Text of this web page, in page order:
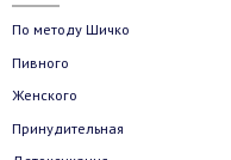
По методу Шичко
Пивного
Женского
Принудительная